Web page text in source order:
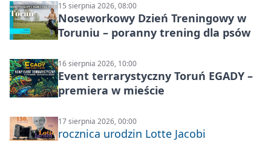
15 sierpnia 2026, 08:00
Noseworkowy Dzień Treningowy w
Toruniu – poranny trening dla psów
16 sierpnia 2026, 10:00
Event terrarystyczny Toruń EGADY –
premiera w mieście
17 sierpnia 2026, 00:00
rocznica urodzin Lotte Jacobi